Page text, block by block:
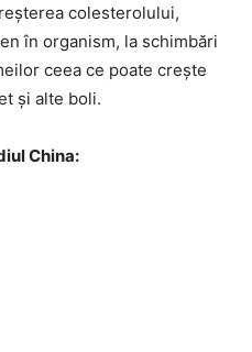
colesterolului,
în organism, la schimbări
ceea ce poate crește
și alte boli.
China: